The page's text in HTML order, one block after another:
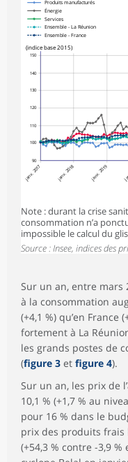
transports
Services de
communications
Ensemble
Ensemble hors
Énergie
Ensemble hors
Tabac
90
100
110
120
130
140
150
(indice base 2015)
janv. 2017 janv. 2018 janv. 2019
Produits manufacturés
Énergie
Services
Ensemble - La Réunion
Ensemble - France
Note : durant la crise
consommation n’a
impossible le calcul du
Source : Insee, indices des
Sur un an, entre mars
à la consommation
(+4,1 %) qu’en France
fortement à La
les grands postes de
(figure 3 et figure 4).
Sur un an, les prix de l’
10,1 % (+1,7 % au
pour 16 % dans le
prix des produits frais
(+54,3 % contre -3,9